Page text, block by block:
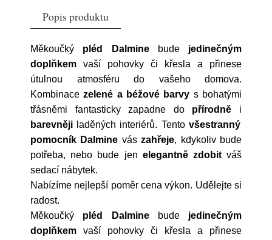
Popis produktu
Měkoučký pléd Dalmine budejedinečným
doplňkem vaší pohovky či křesla a přinese
útulnou atmosféru do vašeho domova.
Kombinacezelené a béžové barvy s bohatými
třásněmi fantasticky zapadne do přírodně i
barevněji laděných interiérů. Tento všestranný
pomocník Dalmine vászahřeje, kdykoliv bude
potřeba, nebo bude jen elegantně zdobitváš
sedací nábytek.
Nabízíme nejlepší poměr cena výkon. Udělejte si
radost.
Měkoučký pléd Dalmine budejedinečným
doplňkem vaší pohovky či křesla a přinese